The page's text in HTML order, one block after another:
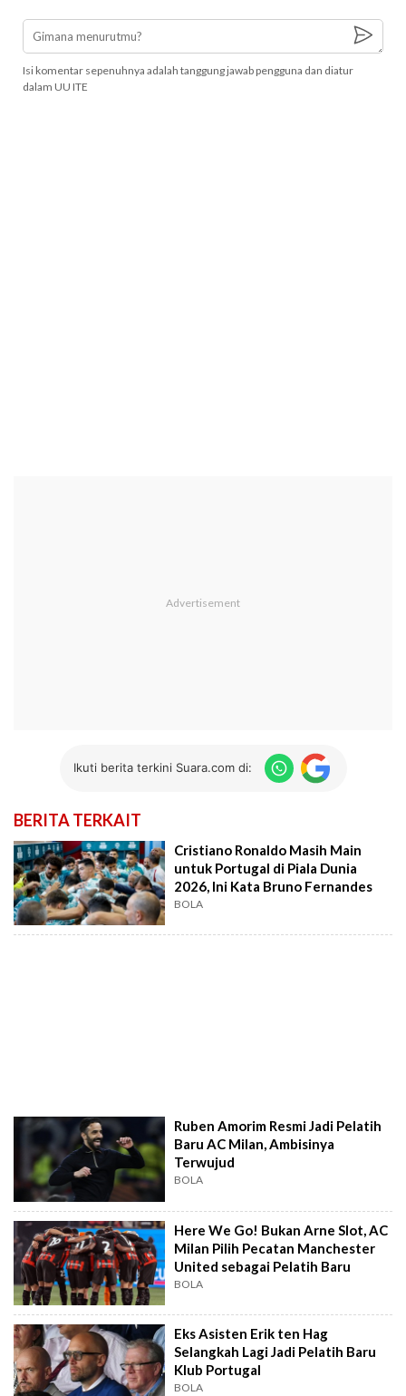
Isi komentar sepenuhnya adalah tanggung jawab pengguna dan diatur
dalam UU ITE
Ikuti berita terkini Suara.com di:
BERITA TERKAIT
Cristiano Ronaldo Masih Main
untuk Portugal di Piala Dunia
2026, Ini Kata Bruno Fernandes
BOLA
Ruben Amorim Resmi Jadi Pelatih
Baru AC Milan, Ambisinya
Terwujud
BOLA
Here We Go! Bukan Arne Slot, AC
Milan Pilih Pecatan Manchester
United sebagai Pelatih Baru
BOLA
Eks Asisten Erik ten Hag
Selangkah Lagi Jadi Pelatih Baru
Klub Portugal
BOLA